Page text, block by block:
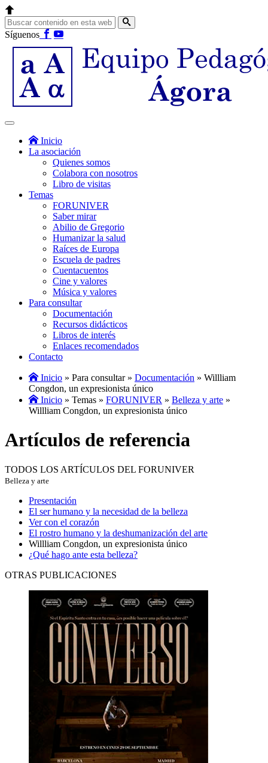
Síguenos
Inicio
La asociación
Quienes somos
Colabora con nosotros
Libro de visitas
Temas
FORUNIVER
Saber mirar
Abilio de Gregorio
Humanizar la salud
Raíces de Europa
Escuela de padres
Cuentacuentos
Cine y valores
Música y valores
Para consultar
Documentación
Recursos didácticos
Libros de interés
Enlaces recomendados
Contacto
Inicio » Para consultar » Documentación » Willliam
Congdon, un expresionista único
Inicio » Temas » FORUNIVER » Belleza y arte »
Willliam Congdon, un expresionista único
Artículos de referencia
TODOS LOS ARTÍCULOS DEL FORUNIVER
Belleza y arte
Presentación
El ser humano y la necesidad de la belleza
Ver con el corazón
El rostro humano y la deshumanización del arte
Willliam Congdon, un expresionista único
¿Qué hago ante esta belleza?
OTRAS PUBLICACIONES